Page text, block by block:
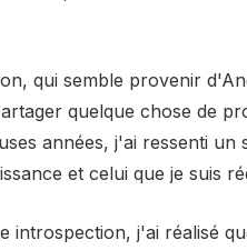
qui semble provenir
quelque chose de
années, j'ai ressenti
et celui que je suis
introspection, j'ai réalisé